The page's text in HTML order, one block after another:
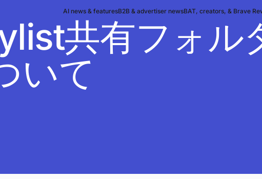
AI news & featuresB2B & advertiser newsBAT, creators, & Brave
共有フォル
いて